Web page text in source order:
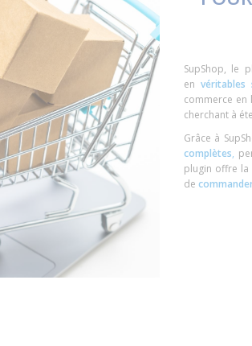
SupShop, le
envéritables
commerce en
cherchant à
Grâce à
complètes,
plugin offre
de